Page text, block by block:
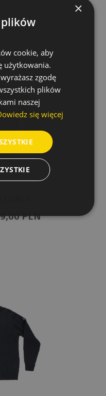
PLN
×
plików
cookie, aby
użytkowania.
zgodę
plików
naszej
się więcej